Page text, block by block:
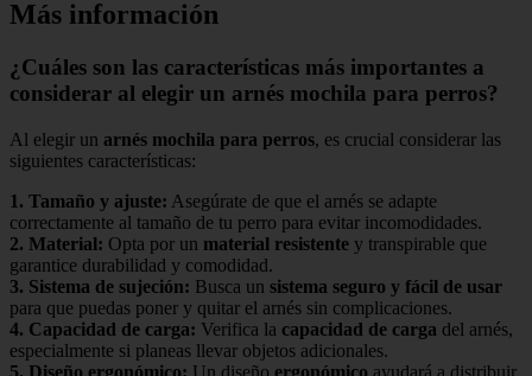
Más información
¿Cuáles son las características más importantes a
considerar al elegir un arnés mochila para perros?
Al elegir un arnés mochila para perros, es crucial considerar las
siguientes características:
1. Tamaño y ajuste: Asegúrate de que el arnés se adapte
correctamente al tamaño de tu perro para evitar incomodidades.
2. Material: Opta por un material resistente y transpirable que
garantice durabilidad y comodidad.
3. Sistema de sujeción: Busca un sistema seguro y fácil de usar
para que puedas poner y quitar el arnés sin complicaciones.
4. Capacidad de carga: Verifica la capacidad de carga del arnés,
especialmente si planeas llevar objetos adicionales.
5. Diseño ergonómico: Un diseño ergonómico ayudará a distribuir